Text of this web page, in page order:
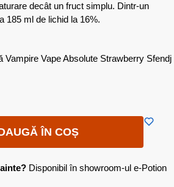
decât un fruct simplu. Dintr-un
185 ml de lichid la 16%.
Vampire Vape Absolute Strawberry Sfendj
ÎN COȘ
Disponibil în showroom-ul e-Potion